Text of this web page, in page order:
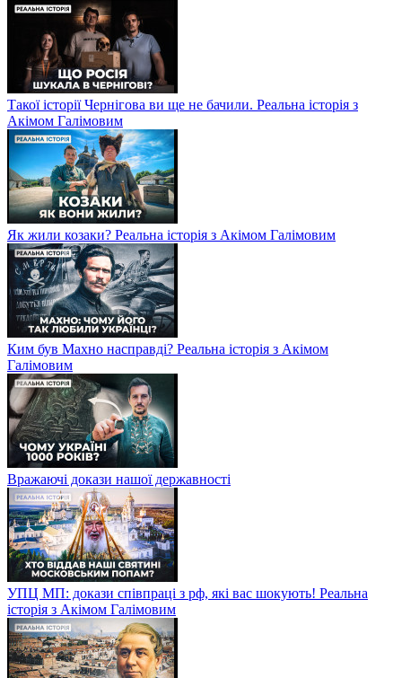
Такої історії Чернігова ви ще не бачили. Реальна історія з
Акімом Галімовим
Як жили козаки? Реальна історія з Акімом Галімовим
Ким був Махно насправді? Реальна історія з Акімом
Галімовим
Вражаючі докази нашої державності
УПЦ МП: докази співпраці з рф, які вас шокують! Реальна
історія з Акімом Галімовим